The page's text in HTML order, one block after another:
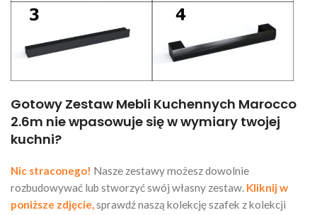
Gotowy Zestaw Mebli Kuchennych Marocco
2.6m nie wpasowuje się w wymiary twojej
kuchni?
Nic straconego! Nasze zestawy możesz dowolnie
rozbudowywać lub stworzyć swój własny zestaw. Kliknij w
poniższe zdjęcie,sprawdź naszą kolekcję szafek z kolekcji